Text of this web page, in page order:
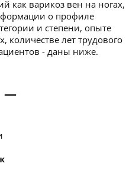
как варикоз вен на ногах,
о профиле
и степени, опыте
количестве лет трудового
- даны ниже.
—